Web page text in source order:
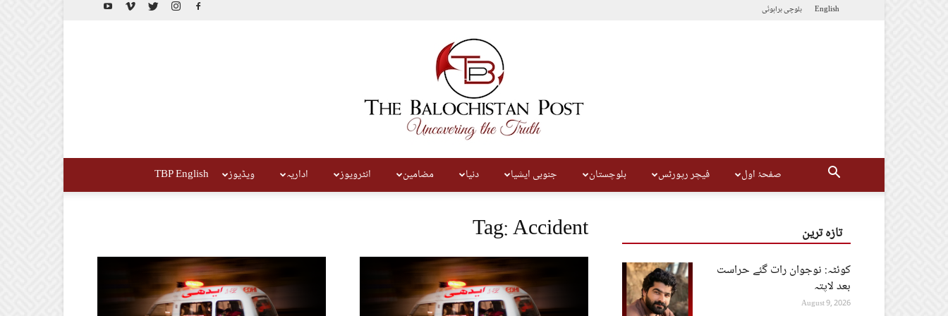
English بلوچیبراہوئی
Balochistan
صفحۂ اول فیچر رپورٹس بلوچستان جنوبی ایشیا دنیا مضامین انٹرویوز اداریہ ویڈیوز TBP English
Tag: Accident تازہ ترین
کوئٹہ: نوجوان رات گئے حراست
بعد لاپتہ
August 9, 2026